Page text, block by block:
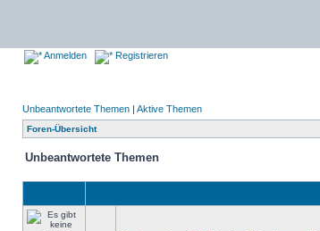
Anmelden Registrieren
Unbeantwortete Themen | Aktive Themen
Foren-Übersicht
Unbeantwortete Themen